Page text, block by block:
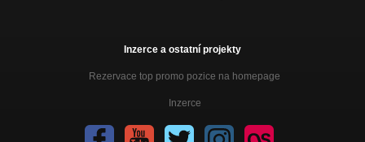
Inzerce a ostatní projekty
Rezervace top promo pozice na homepage
Inzerce